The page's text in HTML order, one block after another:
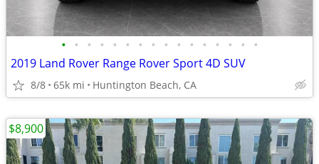
• • • • • • • • • • • • • • • •
2019 Land Rover Range Rover Sport 4D SUV
8/8 65k mi Huntington Beach, CA
$8,900